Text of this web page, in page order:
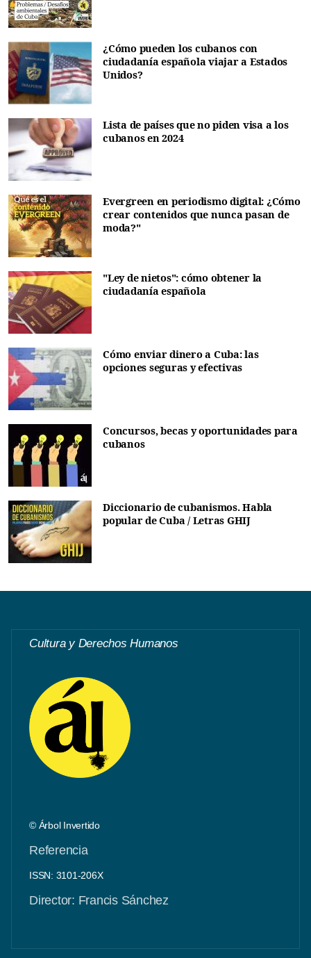
¿Cómo pueden los cubanos con
ciudadanía española viajar a Estados
Unidos?
Lista de países que no piden visa a los
cubanos en 2024
Evergreen en periodismo digital: ¿Cómo
crear contenidos que nunca pasan de
moda?"
"Ley de nietos": cómo obtener la
ciudadanía española
Cómo enviar dinero a Cuba: las
opciones seguras y efectivas
Concursos, becas y oportunidades para
cubanos
Diccionario de cubanismos. Habla
popular de Cuba / Letras GHIJ
Cultura y Derechos Humanos
© Árbol Invertido
Referencia
ISSN: 3101-206X
Director: Francis Sánchez